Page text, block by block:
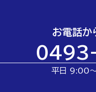
お電話か
平日 9:00